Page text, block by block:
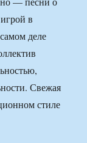
в
деле
Свежая
стиле